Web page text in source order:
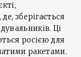
зберігається
Ці
росією для
ракетами.